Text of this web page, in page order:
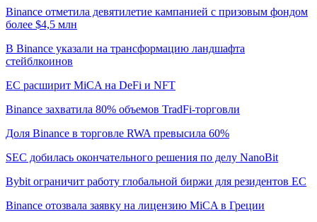
Binance отметила девятилетие кампанией с призовым фондом
более $4,5 млн
В Binance указали на трансформацию ландшафта
стейблкоинов
ЕС расширит MiCA на DeFi и NFT
Binance захватила 80% объемов TradFi-торговли
Доля Binance в торговле RWA превысила 60%
SEC добилась окончательного решения по делу NanoBit
Bybit ограничит работу глобальной биржи для резидентов ЕС
Binance отозвала заявку на лицензию MiCA в Греции